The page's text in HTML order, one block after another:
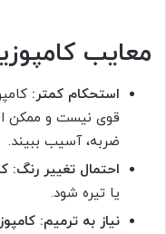
معایب
استحکام کمتر:
قوی نیست و ممکن
ضربه، آسیب ببیند.
احتمال تغییر رنگ:
یا تیره شود.
نیاز به ترمیم: